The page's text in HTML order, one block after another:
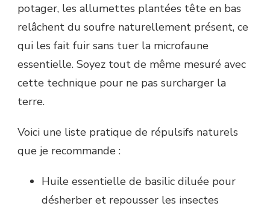
potager, les allumettes plantées tête en bas
relâchent du soufre naturellement présent, ce
qui les fait fuir sans tuer la microfaune
essentielle. Soyez tout de même mesuré avec
cette technique pour ne pas surcharger la
terre.
Voici une liste pratique de répulsifs naturels
que je recommande :
Huile essentielle de basilic diluée pour
désherber et repousser les insectes